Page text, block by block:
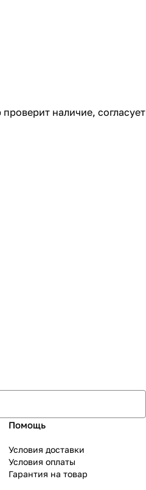
наличие, согласует
Помощь
Условия доставки
Условия оплаты
Гарантия на товар